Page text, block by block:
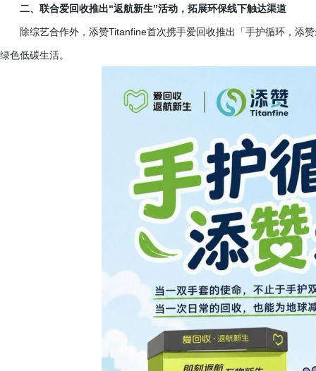
二、联合爱回收推出“返航新生”活动，拓展环保线下触达渠道
除综艺合作外，添赞Titanfine首次携手爱回收推出「手护循环，添
绿色低碳生活。